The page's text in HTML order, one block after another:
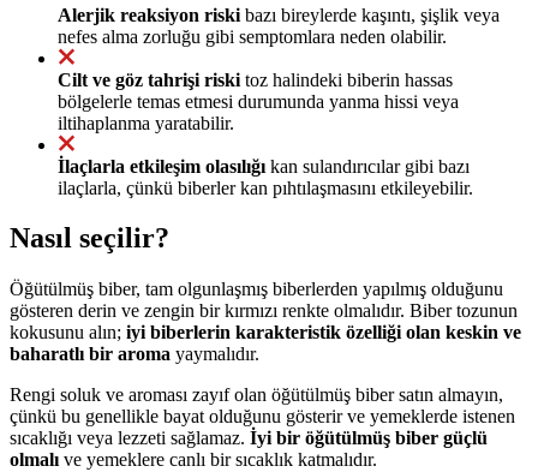
Alerjik reaksiyon riski bazı bireylerde kaşıntı, şişlik veya
nefes alma zorluğu gibi semptomlara neden olabilir.
Cilt ve göz tahrişi riski toz halindeki biberin hassas
bölgelerle temas etmesi durumunda yanma hissi veya
iltihaplanma yaratabilir.
İlaçlarla etkileşim olasılığı kan sulandırıcılar gibi bazı
ilaçlarla, çünkü biberler kan pıhtılaşmasını etkileyebilir.
Nasıl seçilir?
Öğütülmüş biber, tam olgunlaşmış biberlerden yapılmış olduğunu
gösteren derin ve zengin bir kırmızı renkte olmalıdır. Biber tozunun
kokusunu alın; iyi biberlerin karakteristik özelliği olan keskin ve
baharatlı bir aroma yaymalıdır.
Rengi soluk ve aroması zayıf olan öğütülmüş biber satın almayın,
çünkü bu genellikle bayat olduğunu gösterir ve yemeklerde istenen
sıcaklığı veya lezzeti sağlamaz. İyi bir öğütülmüş biber güçlü
olmalı ve yemeklere canlı bir sıcaklık katmalıdır.